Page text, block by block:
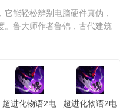
能轻松辨别电脑硬件真伪，
。鲁大师作者鲁锦，古代建筑
超进化物语2电
超进化物语2电